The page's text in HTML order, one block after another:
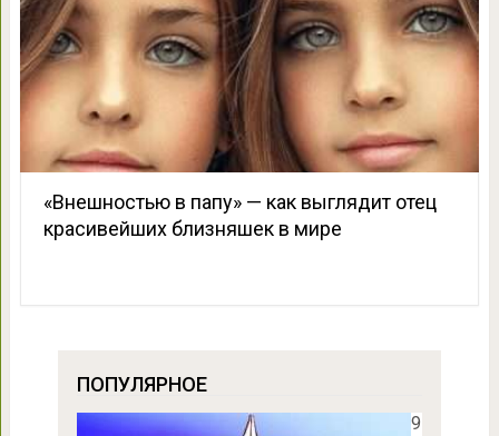
«Внешностью в папу» — как выглядит отец
красивейших близняшек в мире
ПОПУЛЯРНОЕ
9